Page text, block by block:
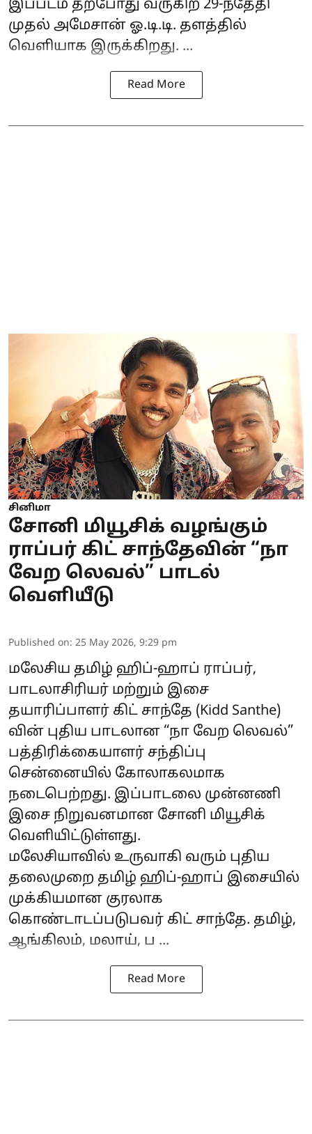
இப்படம் தற்போது வருகிற 29-ந்தேதி
முதல் அமேசான் ஓ.டி.டி. தளத்தில்
வெளியாக இருக்கிறது. ...
Read More
சினிமா
சோனி மியூசிக் வழங்கும்
ராப்பர் கிட் சாந்தேவின் “நா
வேற லெவல்” பாடல்
வெளியீடு
Published on: 25 May 2026, 9:29 pm
மலேசிய தமிழ் ஹிப்-ஹாப் ராப்பர்,
பாடலாசிரியர் மற்றும் இசை
தயாரிப்பாளர் கிட் சாந்தே (Kidd Santhe)
வின் புதிய பாடலான “நா வேற லெவல்”
பத்திரிக்கையாளர் சந்திப்பு
சென்னையில் கோலாகலமாக
நடைபெற்றது. இப்பாடலை முன்னணி
இசை நிறுவனமான சோனி மியூசிக்
வெளியிட்டுள்ளது.
மலேசியாவில் உருவாகி வரும் புதிய
தலைமுறை தமிழ் ஹிப்-ஹாப் இசையில்
முக்கியமான குரலாக
கொண்டாடப்படுபவர் கிட் சாந்தே. தமிழ்,
ஆங்கிலம், மலாய், ப ...
Read More